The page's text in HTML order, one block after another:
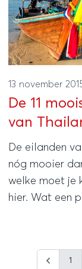
13 november
De 11
van
De eilanden
nóg mooier
welke moet je
hier. Wat een
1